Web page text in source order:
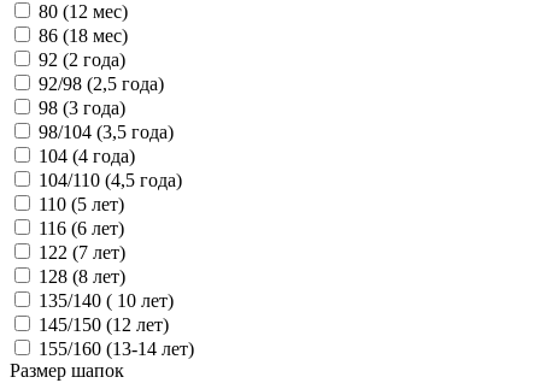
80 (12 мес)
86 (18 мес)
92 (2 года)
92/98 (2,5 года)
98 (3 года)
98/104 (3,5 года)
104 (4 года)
104/110 (4,5 года)
110 (5 лет)
116 (6 лет)
122 (7 лет)
128 (8 лет)
135/140 ( 10 лет)
145/150 (12 лет)
155/160 (13-14 лет)
Размер шапок